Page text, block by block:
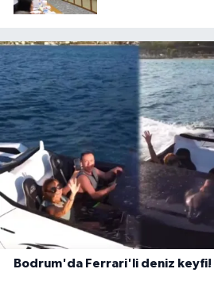
Bodrum'da Ferrari'li deniz keyfi!